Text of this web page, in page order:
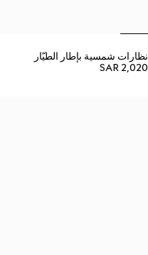
نظارات شمسية بإطار الطيّار
SAR 2,020